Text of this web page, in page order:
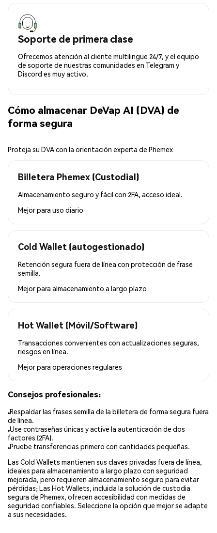
Soporte de primera clase
Ofrecemos atención al cliente multilingüe 24/7, y el equipo
de soporte de nuestras comunidades en Telegram y
Discord es muy activo.
Cómo almacenar DeVap AI (DVA) de
forma segura
Proteja su DVA con la orientación experta de Phemex
Billetera Phemex (Custodial)
Almacenamiento seguro y fácil con 2FA, acceso ideal.
Mejor para uso diario
Cold Wallet (autogestionado)
Retención segura fuera de línea con protección de frase
semilla.
Mejor para almacenamiento a largo plazo
Hot Wallet (Móvil/Software)
Transacciones convenientes con actualizaciones seguras,
riesgos en línea.
Mejor para operaciones regulares
Consejos profesionales:
Respaldar las frases semilla de la billetera de forma segura fuera
de línea.
Use contraseñas únicas y active la autenticación de dos
factores (2FA).
Pruebe transferencias primero con cantidades pequeñas.
Las Cold Wallets mantienen sus claves privadas fuera de línea,
ideales para almacenamiento a largo plazo con seguridad
mejorada, pero requieren almacenamiento seguro para evitar
pérdidas; Las Hot Wallets, incluida la solución de custodia
segura de Phemex, ofrecen accesibilidad con medidas de
seguridad confiables. Seleccione la opción que mejor se adapte
a sus necesidades.